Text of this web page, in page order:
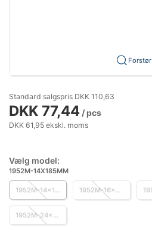
Forstør
Standard salgspris DKK 110,63
DKK 77,44 / pcs
DKK 61,95 ekskl. moms
Vælg model:
1952M-14X185MM
1952M-14x185mm 1952M-16x205mm
1952M-24x300mm